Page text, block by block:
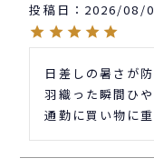
投稿日 2026/08/
日差しの暑さが
羽織った瞬間ひ
通勤に買い物に